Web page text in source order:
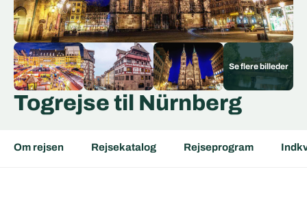
Togrejse til Nürnberg
Om rejsen Rejsekatalog Rejseprogram